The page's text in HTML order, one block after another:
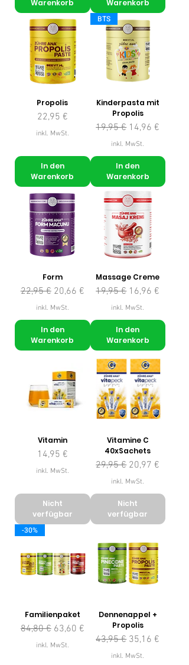
Warenkorb Warenkorb
Propolis
Preis
22,95 €
inkl. MwSt.
In den
Warenkorb
BTS
Kinderpasta mit
Propolis
Standardpreis
19,95 € Sale-Preis
14,96 €
inkl. MwSt.
In den
Warenkorb
Form
Standardpreis
22,95 € Sale-Preis
20,66 €
inkl. MwSt.
In den
Warenkorb
Massage Creme
Standardpreis
19,95 € Sale-Preis
16,96 €
inkl. MwSt.
In den
Warenkorb
Vitamin
Preis
14,95 €
inkl. MwSt.
Nicht
verfügbar
Vitamine C
40xSachets
Standardpreis
29,95 € Sale-Preis
20,97 €
inkl. MwSt.
Nicht
verfügbar
-30%
Familienpaket
Standardpreis
84,80 € Sale-Preis
63,60 €
inkl. MwSt.
Dennenappel +
Propolis
Standardpreis
43,95 € Sale-Preis
35,16 €
inkl. MwSt.